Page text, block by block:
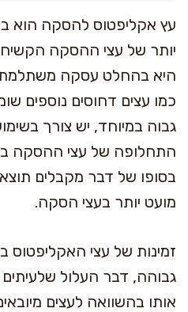
עץ אקליפטוס להסקה הוא
יותר של עצי ההסקה
היא בהחלט עסקה
כמו עצים דחוסים נוספים
גבוה במיוחד, יש צורך
התחלופה של עצי ההסקה
בסופו של דבר מקבלים
מועט יותר בעצי הסקה.
זמינות של עצי האקליפטוס
גבוהה, דבר העלול
אותו בהשוואה לעצים